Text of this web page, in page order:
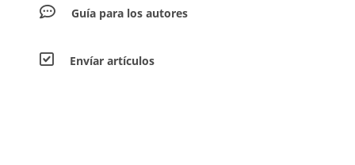
Guía para los autores
Envíar artículos